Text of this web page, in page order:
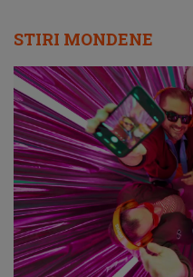
STIRI MONDENE